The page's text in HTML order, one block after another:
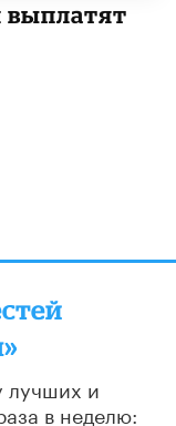
выплатят
лучших и
в неделю: